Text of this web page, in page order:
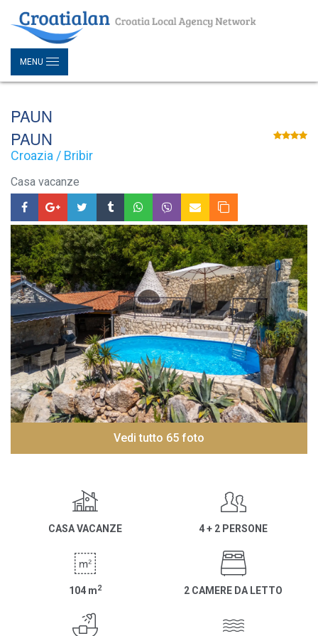
MENU
PAUN
PAUN
Croazia / Bribir
Casa vacanze
Vedi tutto 65 foto
CASA VACANZE 4 + 2 PERSONE
104 m2 2 CAMERE DA LETTO